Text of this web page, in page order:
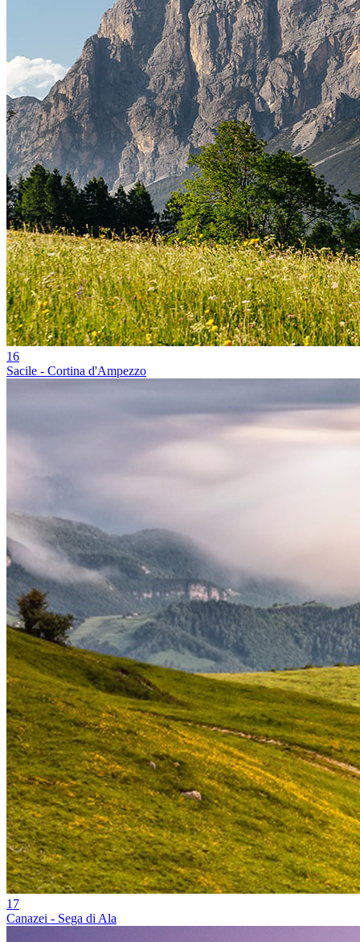
16
Sacile - Cortina d'Ampezzo
17
Canazei - Sega di Ala